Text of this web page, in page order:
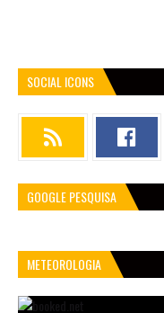
SOCIAL ICONS
GOOGLE PESQUISA
METEOROLOGIA